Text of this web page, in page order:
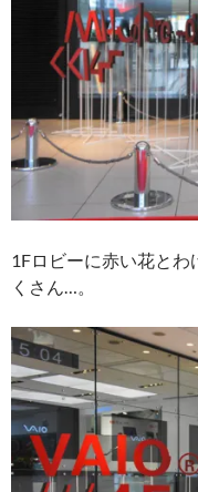
1Fロビーに赤い花と
くさん…。